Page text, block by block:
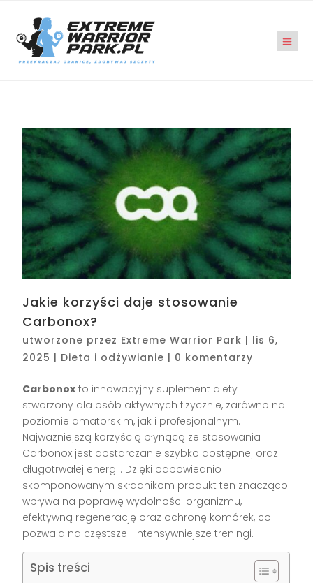
Jakie korzyści daje stosowanie
Carbonox?
utworzone przez Extreme Warrior Park | lis 6,
2025 | Dieta i odżywianie | 0 komentarzy
Carbonox to innowacyjny suplement diety
stworzony dla osób aktywnych fizycznie, zarówno na
poziomie amatorskim, jak i profesjonalnym.
Najważniejszą korzyścią płynącą ze stosowania
Carbonox jest dostarczanie szybko dostępnej oraz
długotrwałej energii. Dzięki odpowiednio
skomponowanym składnikom produkt ten znacząco
wpływa na poprawę wydolności organizmu,
efektywną regenerację oraz ochronę komórek, co
pozwala na częstsze i intensywniejsze treningi.
Spis treści